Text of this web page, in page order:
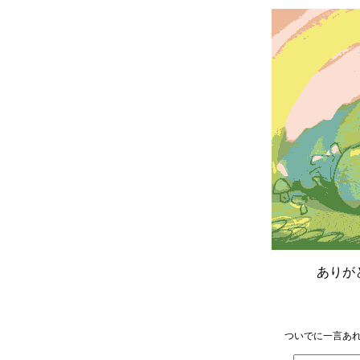
ありが
ついでに一言あ